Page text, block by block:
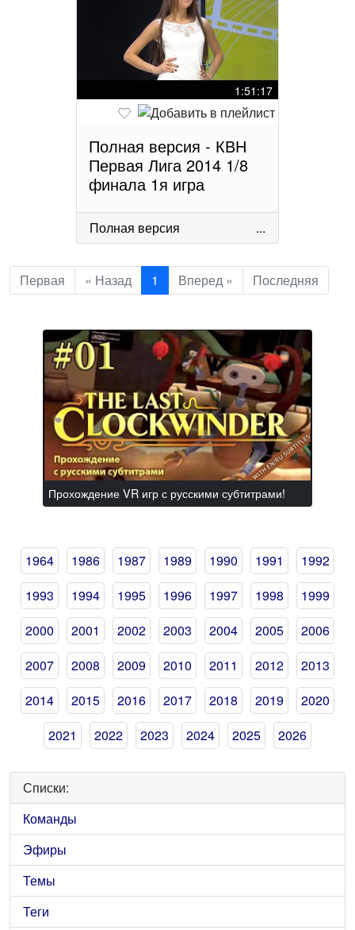
1:51:17
Полная версия - КВН
Первая Лига 2014 1/8
финала 1я игра
Полная версия ...
Первая « Назад 1 Вперед » Последняя
Прохождение VR игр с русскими субтитрами!
1964 1986 1987 1989 1990 1991
1992
1993
1994 1995 1996 1997 1998
1999
2000
2001 2002 2003 2004 2005
2006
2007
2008 2009 2010 2011 2012
2013
2014
2015 2016 2017 2018 2019
2020
2021
2022 2023 2024 2025 2026
Списки:
Команды
Эфиры
Темы
Теги